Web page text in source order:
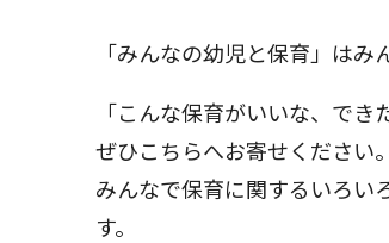
「みんなの幼児と保育」はみ
「こんな保育がいいな、で
ぜひこちらへお寄せください。
みんなで保育に関するいろい
す。